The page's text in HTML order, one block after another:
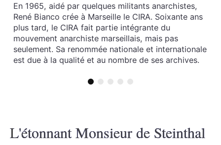
En 1965, aidé par quelques militants anarchistes,
René Bianco crée à Marseille le CIRA. Soixante ans
plus tard, le CIRA fait partie intégrante du
mouvement anarchiste marseillais, mais pas
seulement. Sa renommée nationale et internationale
est due à la qualité et au nombre de ses archives.
L'étonnant Monsieur de Steinthal